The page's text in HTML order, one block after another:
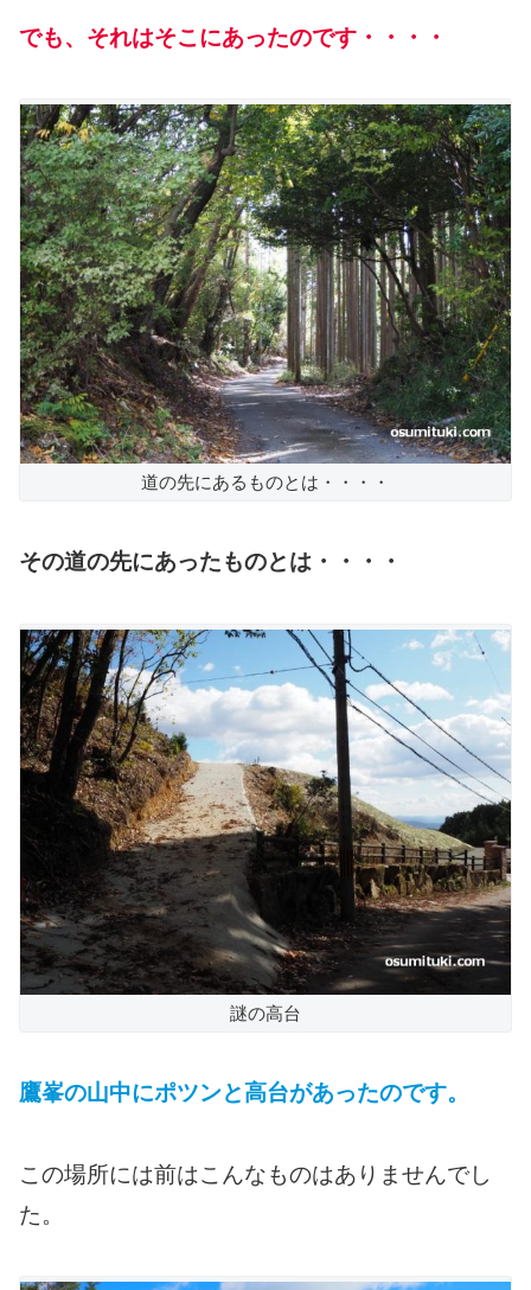
でも、それはそこにあったのです・・・・
道の先にあるものとは・・・・
その道の先にあったものとは・・・・
謎の高台
鷹峯の山中にポツンと高台があったのです。
この場所には前はこんなものはありませんでし
た。